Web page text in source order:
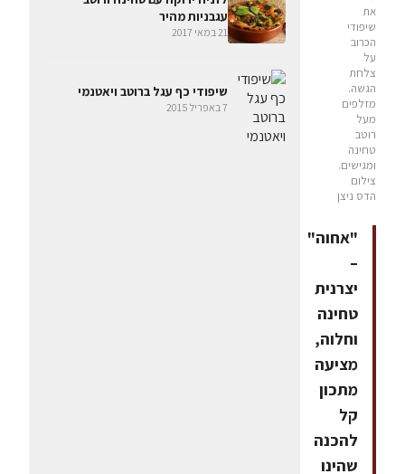
את
שיפודי
הכרוב
על
צלחת
הגשה.
מזלפים
מעל
רוטב
טחינה
ומגישים.
צילום
הדס ניצן
"אחוה"
–
יצרנית
טחינה
וחלוה,
מציעה
מתכון
קל
להכנה
שהינו
עגבניות מהיר
21 במאי 2017
שיפודי כף עגל ברוטב ויאטנמי
7 באפריל 2015